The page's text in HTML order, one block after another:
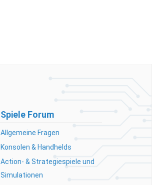
Spiele Forum
Allgemeine Fragen
Konsolen & Handhelds
Action- & Strategiespiele und
Simulationen